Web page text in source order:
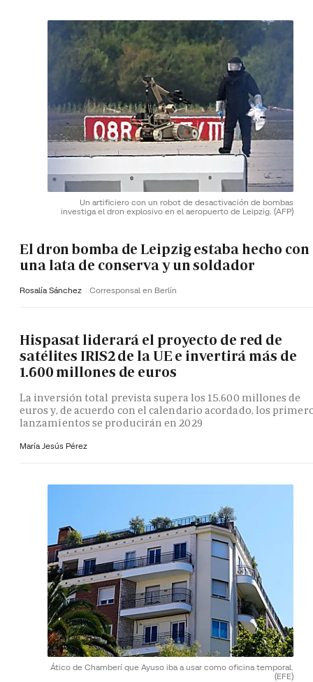
Un artificiero con un robot de desactivación de bombas
investiga el dron explosivo en el aeropuerto de Leipzig. (AFP)
El dron bomba de Leipzig estaba hecho con
una lata de conserva y un soldador
Rosalía Sánchez Corresponsal en Berlín
Hispasat liderará el proyecto de red de
satélites IRIS2 de la UE e invertirá más de
1.600 millones de euros
La inversión total prevista supera los 15.600 millones de
euros y, de acuerdo con el calendario acordado, los
lanzamientos se producirán en 2029
María Jesús Pérez
Ático de Chamberí que Ayuso iba a usar como oficina temporal.
(EFE)